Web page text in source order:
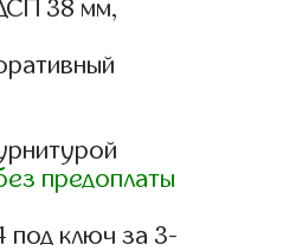
38 мм,
предоплаты
под ключ за 3-